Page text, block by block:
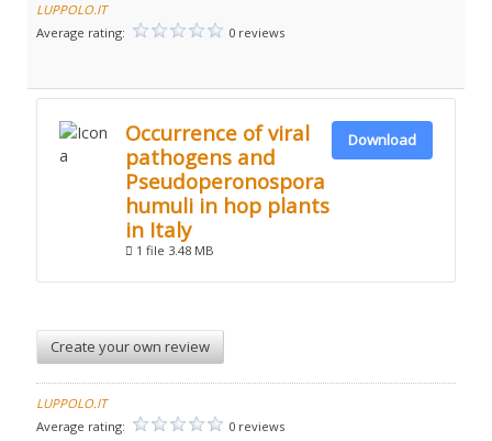
LUPPOLO.IT
Average rating:
0 reviews
Occurrence of viral
pathogens and
Pseudoperonospora
humuli in hop plants
in Italy
1 file 3.48 MB
Download
Create your own review
LUPPOLO.IT
Average rating:
0 reviews